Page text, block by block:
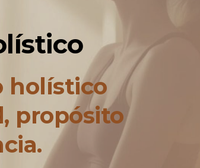
holístico
propósito